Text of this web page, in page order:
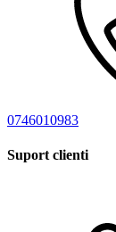
0746010983
Suport clienti